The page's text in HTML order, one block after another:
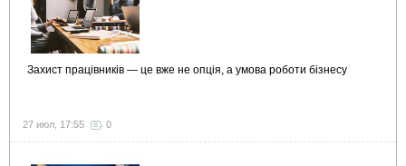
Захист працівників — це вже не опція, а умова роботи бізнесу
27 июл, 17:55 0